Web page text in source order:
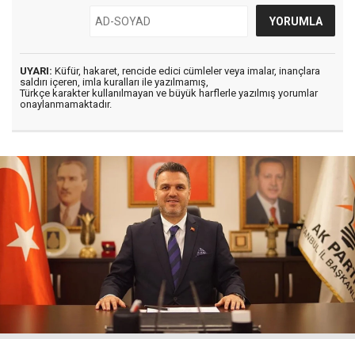
UYARI: Küfür, hakaret, rencide edici cümleler veya imalar, inançlara
saldırı içeren, imla kuralları ile yazılmamış,
Türkçe karakter kullanılmayan ve büyük harflerle yazılmış yorumlar
onaylanmamaktadır.